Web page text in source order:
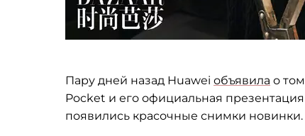
Пару дней назад Huawei объявила о
Pocket и его официальная
появились красочные снимки новинки.